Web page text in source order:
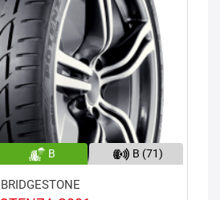
B B (71)
BRIDGESTONE